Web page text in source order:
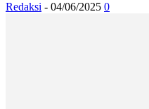
Redaksi - 04/06/2025 0